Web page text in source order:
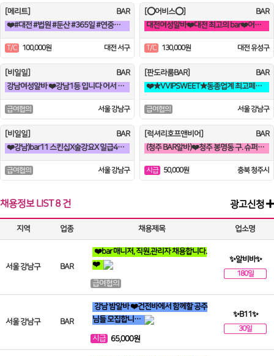
[메리트]
BAR
❤️#대전 #법원 #둔산 #365일 #연중무휴 #초보자환영 #당일지급 #
T/C 100,000원 대전 서구
[⭕어비스⭕]
BAR
대전여성알바❤️대전 최고의 bar❤️어비스
T/C 130,000원 대전 유성구
[비일일]
BAR
강남여성알바 ❤️강남1등 입니다 어서 오세요^^❤️
급여협의 서울 강남구
[판도라룸BAR]
BAR
❤️★VVIPSWEET★동종업계 최고페이초보환영갯수Ok술X출근강요X블랙X❤️
급여협의 서울 강남구
[비일일]
BAR
❤️강남)bar11 스킨십X술강요X 일급40~80약속 토킹바 꿀알바❤️
급여협의 서울 강남구
[럭셔리호프앤비어]
BAR
(청주 BAR알바)❤️청주 봉명동 구. 슈퍼맨 ❤️
시급 50,000원 충북 청주시
채용정보 LIST 8 건 광고신청
지역 업종 채용제목 업소명
서울 강남구 BAR
❤️bar 매니저, 직원,관리자 채용합니다.
❤️
급여협의
✨알비바✨
180일
서울 강남구 BAR
강남 밤알바 ❤️건전바에서 함께할 공주
님들 모집합니…
시급 65,000원
✨B11✨
30일